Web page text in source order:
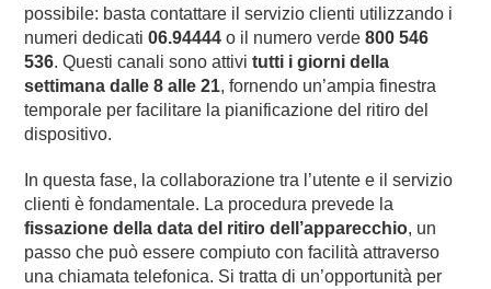
possibile: basta contattare il servizio clienti utilizzando i
numeri dedicati06.94444 o il numero verde800 546
536. Questi canali sono attivitutti i giorni della
settimana dalle 8 alle 21, fornendo un’ampia finestra
temporale per facilitare la pianificazione del ritiro del
dispositivo.
In questa fase, la collaborazione tra l’utente e il servizio
clienti è fondamentale. La procedura prevede la
fissazione della data del ritiro dell’apparecchio, un
passo che può essere compiuto con facilità attraverso
una chiamata telefonica. Si tratta di un’opportunità per